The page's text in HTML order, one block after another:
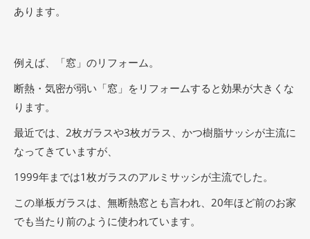
あります。
例えば、「窓」のリフォーム。
断熱・気密が弱い「窓」をリフォームすると効果が大きくな
ります。
最近では、2枚ガラスや3枚ガラス、かつ樹脂サッシが主流に
なってきていますが、
1999年までは1枚ガラスのアルミサッシが主流でした。
この単板ガラスは、無断熱窓とも言われ、20年ほど前のお家
でも当たり前のように使われています。